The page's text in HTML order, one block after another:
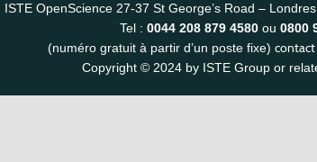
ISTE OpenScience 27-37 St George’s Road –
Tel : 0044 208 879 4580 ou 0800
(numéro gratuit à partir d’un poste fixe) contact
Copyright © 2024 by ISTE Group or